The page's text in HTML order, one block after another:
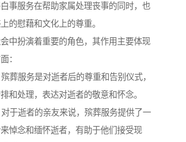
事服务在帮助家属处理丧事的同时，也
的慰藉和文化上的尊重。
中扮演着重要的角色，其作用主要体现
：
葬服务是对逝者后的尊重和告别仪式，
和处理，表达对逝者的敬意和怀念。
于逝者的亲友来说，殡葬服务提供了一
悼念和缅怀逝者，有助于他们接受现